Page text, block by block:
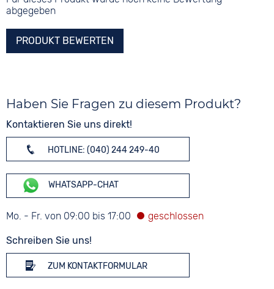
abgegeben
PRODUKT BEWERTEN
Haben Sie Fragen zu diesem Produkt?
Kontaktieren Sie uns direkt!
HOTLINE: (040) 244 249-40
WHATSAPP-CHAT
Mo. - Fr. von 09:00 bis 17:00
Schreiben Sie uns!
ZUM KONTAKTFORMULAR